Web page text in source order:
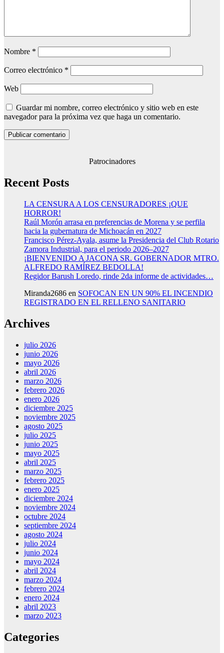
Nombre *
Correo electrónico *
Web
Guardar mi nombre, correo electrónico y sitio web en este
navegador para la próxima vez que haga un comentario.
Patrocinadores
Recent Posts
LA CENSURA A LOS CENSURADORES ¡QUE
HORROR!
Raúl Morón arrasa en preferencias de Morena y se perfila
hacia la gubernatura de Michoacán en 2027
Francisco Pérez-Ayala, asume la Presidencia del Club Rotario
Zamora Industrial, para el periodo 2026–2027
¡BIENVENIDO A JACONA SR. GOBERNADOR MTRO.
ALFREDO RAMÍREZ BEDOLLA!
Regidor Barush Loredo, rinde 2da informe de actividades…
Miranda2686 en SOFOCAN EN UN 90% EL INCENDIO
REGISTRADO EN EL RELLENO SANITARIO
Archives
julio 2026
junio 2026
mayo 2026
abril 2026
marzo 2026
febrero 2026
enero 2026
diciembre 2025
noviembre 2025
agosto 2025
julio 2025
junio 2025
mayo 2025
abril 2025
marzo 2025
febrero 2025
enero 2025
diciembre 2024
noviembre 2024
octubre 2024
septiembre 2024
agosto 2024
julio 2024
junio 2024
mayo 2024
abril 2024
marzo 2024
febrero 2024
enero 2024
abril 2023
marzo 2023
Categories